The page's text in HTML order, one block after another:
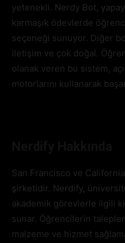
yetenekli. Nerdy Bot, yapay
karmaşık ödevlerde
seçeneği sunuyor. Diğer
iletişim ve çok doğal.
olanak veren bu sistem,
motorlarını kullanarak
San Francisco ve
şirketidir. Nerdify,
akademik görevlerle ilgili
sunar. Öğrencilerin
malzeme ve hizmet